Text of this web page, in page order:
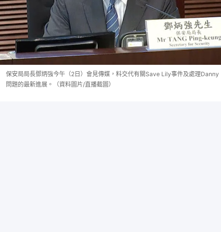
保安局局長鄧炳強今午（2日）會見傳媒，料交代有關Save Lily事件及處理Danny
問題的最新進展。（資料圖片/直播截圖）